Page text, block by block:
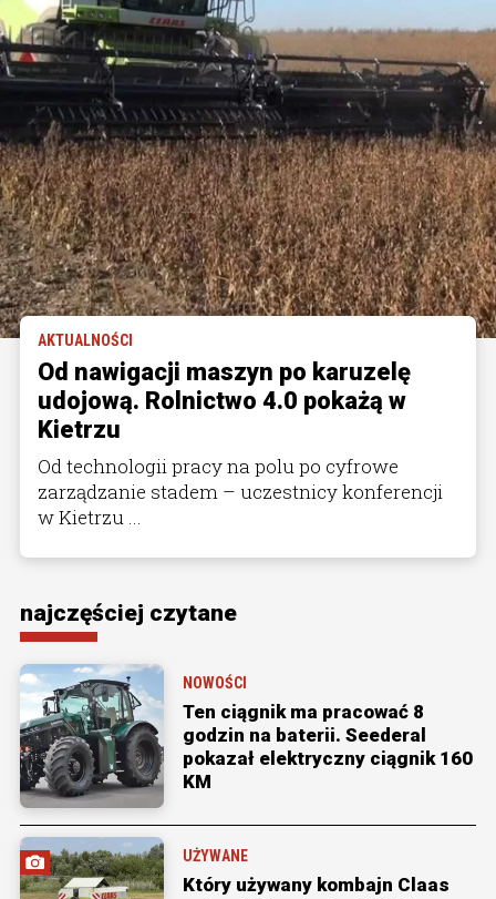
AKTUALNOŚCI
Od nawigacji maszyn po karuzelę
udojową. Rolnictwo 4.0 pokażą w
Kietrzu
Od technologii pracy na polu po cyfrowe
zarządzanie stadem – uczestnicy konferencji
w Kietrzu ...
najczęściej czytane
NOWOŚCI
Ten ciągnik ma pracować 8
godzin na baterii. Seederal
pokazał elektryczny ciągnik 160
KM
UŻYWANE
Który używany kombajn Claas